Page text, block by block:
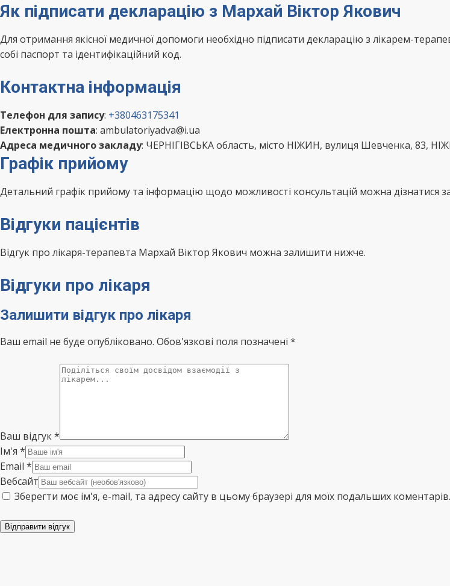
Як підписати декларацію з Мархай Віктор Якович
Для отримання якісної медичної допомоги необхідно підписати декларацію з лікарем-
собі паспорт та ідентифікаційний код.
Контактна інформація
Телефон для запису: +380463175341
Електронна пошта: ambulatoriyadva@i.ua
Адреса медичного закладу: ЧЕРНІГІВСЬКА область, місто НІЖИН, вулиця Шевченка, 83,
Графік прийому
Детальний графік прийому та інформацію щодо можливості консультацій можна дізнатися
Відгуки пацієнтів
Відгук про лікаря-терапевта Мархай Віктор Якович можна залишити нижче.
Відгуки про лікаря
Залишити відгук про лікаря
Ваш email не буде опубліковано. Обов'язкові поля позначені *
Ваш відгук*
Ім'я *
Email *
Вебсайт
Зберегти моє ім'я, e-mail, та адресу сайту в цьому браузері для моїх подальших коментарів.
Відправити відгук